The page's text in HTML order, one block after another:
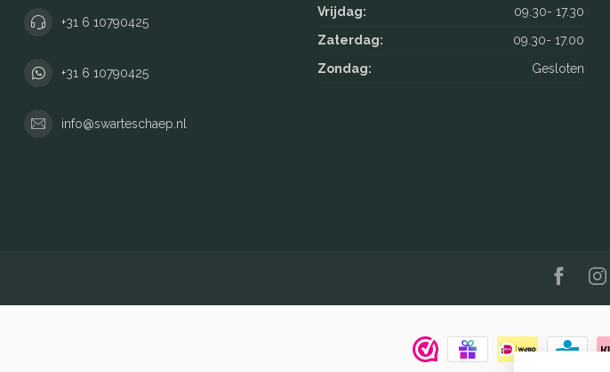
+31 6 10790425
+31 6 10790425
info@swarteschaep.nl
Vrijdag:
09.30- 17.30
Zaterdag:
09.30- 17.00
Zondag:
Gesloten